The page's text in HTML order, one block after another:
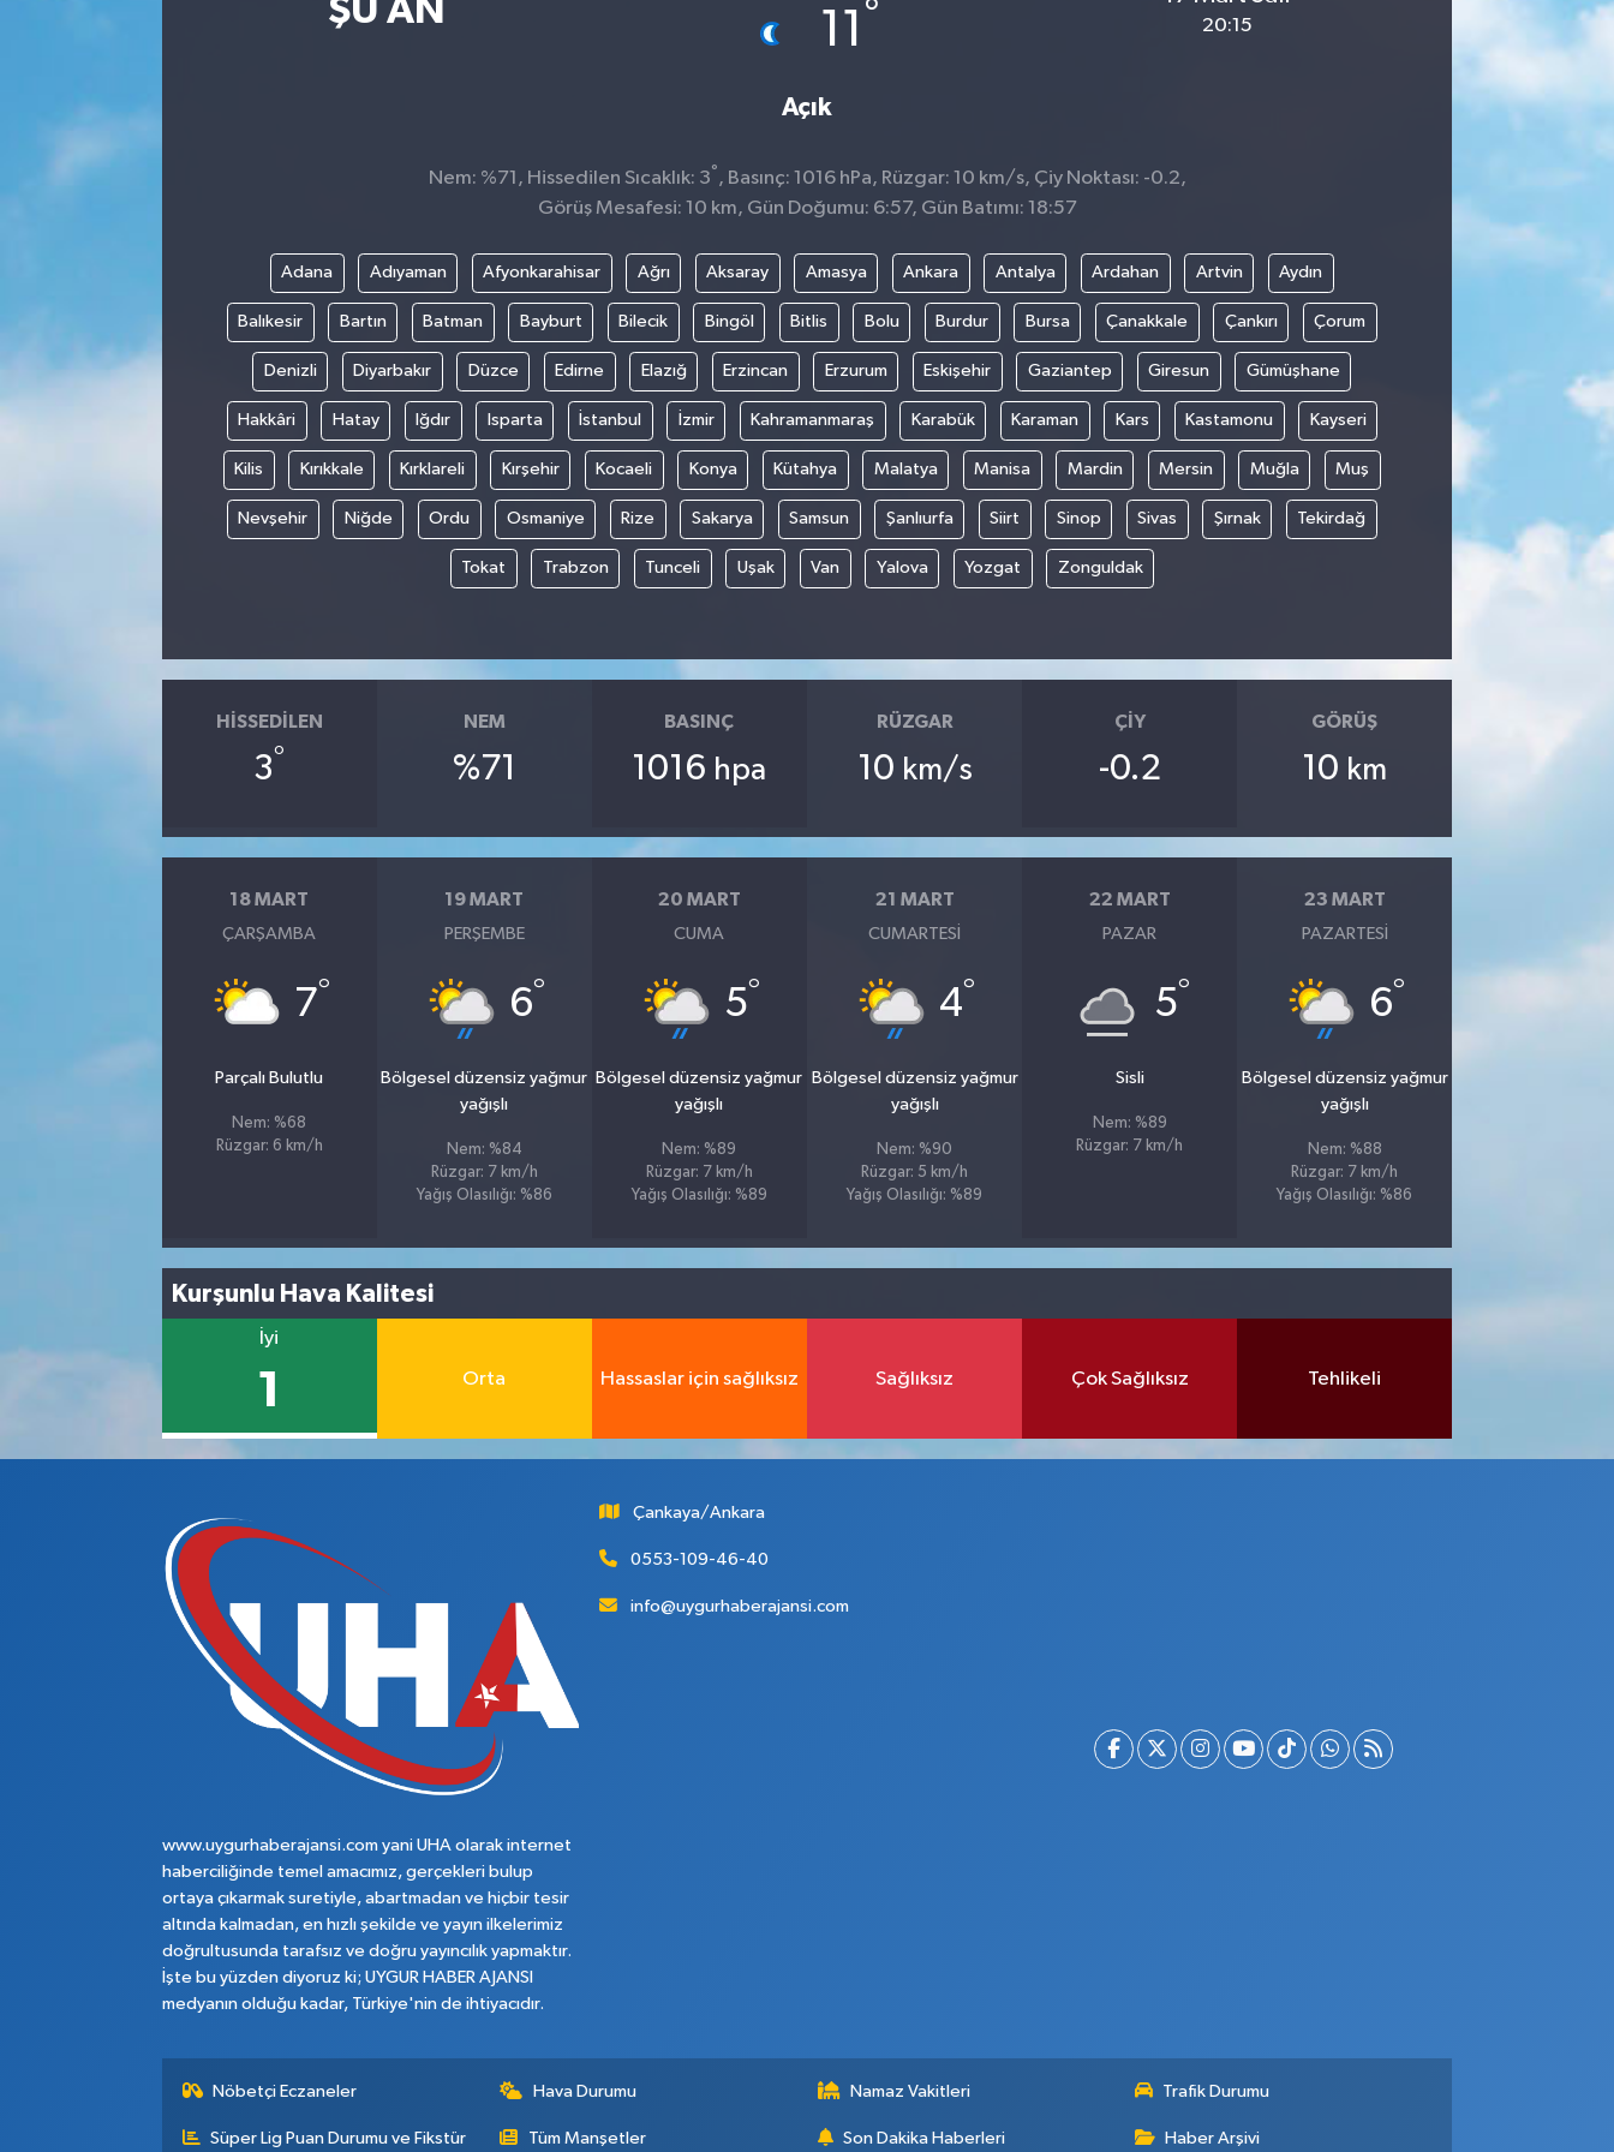
ŞU AN 11 °
Açık
20:15
Nem: %71, Hissedilen Sıcaklık: 3° , Basınç: 1016 hPa, Rüzgar: 10 km/s, Çiy Noktası: -0.2,
Görüş Mesafesi: 10 km, Gün Doğumu: 6:57, Gün Batımı: 18:57
Adana Adıyaman Afyonkarahisar Ağrı Aksaray Amasya Ankara Antalya Ardahan Artvin Aydın
Balıkesir Bartın Batman Bayburt Bilecik Bingöl Bitlis Bolu Burdur Bursa Çanakkale Çankırı Çorum
Denizli Diyarbakır Düzce Edirne Elazığ Erzincan Erzurum Eskişehir Gaziantep Giresun Gümüşhane
Hakkâri Hatay Iğdır Isparta İstanbul İzmir Kahramanmaraş Karabük Karaman Kars Kastamonu Kayseri
Kilis Kırıkkale Kırklareli Kırşehir Kocaeli Konya Kütahya Malatya Manisa Mardin Mersin Muğla Muş
Nevşehir Niğde Ordu Osmaniye Rize Sakarya Samsun Şanlıurfa Siirt Sinop Sivas Şırnak Tekirdağ
Tokat Trabzon Tunceli Uşak Van Yalova Yozgat Zonguldak
HISSEDILEN
3°
NEM
%71
BASINÇ
1016 hpa
RÜZGAR
10 km/s
ÇIY
-0.2
GÖRÜŞ
10 km
18 MART
ÇARŞAMBA
7°
Parçalı Bulutlu
Nem: %68
Rüzgar: 6 km/h
19 MART
PERŞEMBE
6°
Bölgesel düzensiz yağmur
yağışlı
Nem: %84
Rüzgar: 7 km/h
Yağış Olasılığı: %86
20 MART
CUMA
5°
Bölgesel düzensiz yağmur
yağışlı
Nem: %89
Rüzgar: 7 km/h
Yağış Olasılığı: %89
21 MART
CUMARTESI
4°
Bölgesel düzensiz yağmur
yağışlı
Nem: %90
Rüzgar: 5 km/h
Yağış Olasılığı: %89
22 MART
PAZAR
5°
Sisli
Nem: %89
Rüzgar: 7 km/h
23 MART
PAZARTESI
6°
Bölgesel düzensiz yağmur
yağışlı
Nem: %88
Rüzgar: 7 km/h
Yağış Olasılığı: %86
Kurşunlu Hava Kalitesi
İyi
1 Orta Hassaslar için sağlıksız Sağlıksız Çok Sağlıksız Tehlikeli
www.uygurhaberajansi.com yani UHA olarak internet
haberciliğinde temel amacımız, gerçekleri bulup
ortaya çıkarmak suretiyle, abartmadan ve hiçbir tesir
altında kalmadan, en hızlı şekilde ve yayın ilkelerimiz
doğrultusunda tarafsız ve doğru yayıncılık yapmaktır.
İşte bu yüzden diyoruz ki; UYGUR HABER AJANSI
medyanın olduğu kadar, Türkiye'nin de ihtiyacıdır.
Çankaya/Ankara
0553-109-46-40
info@uygurhaberajansi.com
Nöbetçi Eczaneler Hava Durumu Namaz Vakitleri Trafik Durumu
Süper Lig Puan Durumu ve Fikstür Tüm Manşetler Son Dakika Haberleri Haber Arşivi